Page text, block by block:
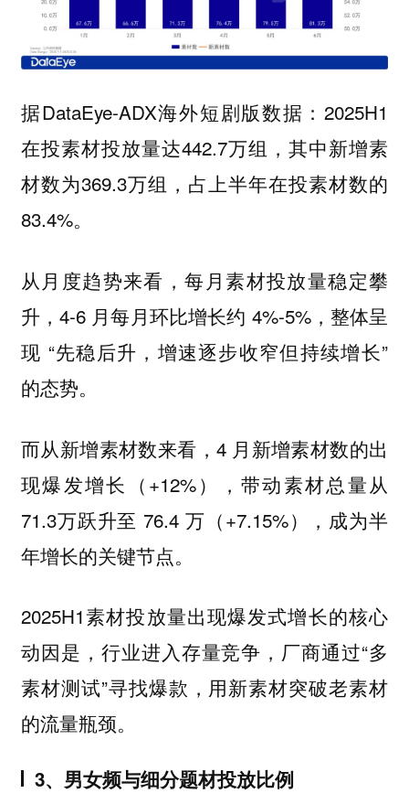
据DataEye-ADX海外短剧版数据：2025H1
在投素材投放量达442.7万组，其中新增素
材数为369.3万组，占上半年在投素材数的
83.4%。
从月度趋势来看，每月素材投放量稳定攀
升，4-6 月每月环比增长约 4%-5%，整体呈
现 “先稳后升，增速逐步收窄但持续增长”
的态势。
而从新增素材数来看，4 月新增素材数的出
现爆发增长（+12%），带动素材总量从
71.3万跃升至 76.4 万（+7.15%），成为半
年增长的关键节点。
2025H1素材投放量出现爆发式增长的核心
动因是，行业进入存量竞争，厂商通过“多
素材测试”寻找爆款，用新素材突破老素材
的流量瓶颈。
3、男女频与细分题材投放比例